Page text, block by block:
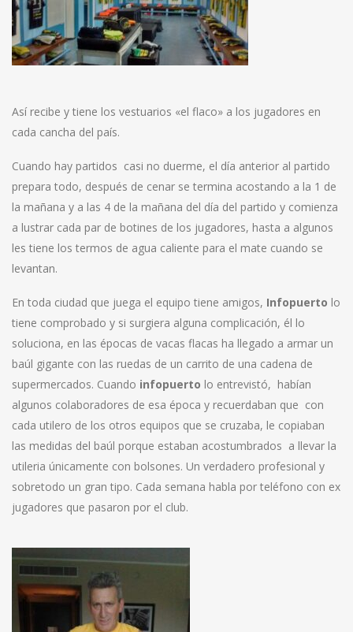
Así recibe y tiene los vestuarios «el flaco» a los jugadores en
cada cancha del país.
Cuando hay partidos casi no duerme, el día anterior al partido
prepara todo, después de cenar se termina acostando a la 1 de
la mañana y a las 4 de la mañana del día del partido y comienza
a lustrar cada par de botines de los jugadores, hasta a algunos
les tiene los termos de agua caliente para el mate cuando se
levantan.
En toda ciudad que juega el equipo tiene amigos, Infopuerto lo
tiene comprobado y si surgiera alguna complicación, él lo
soluciona, en las épocas de vacas flacas ha llegado a armar un
baúl gigante con las ruedas de un carrito de una cadena de
supermercados. Cuando infopuerto lo entrevistó, habían
algunos colaboradores de esa época y recuerdaban que con
cada utilero de los otros equipos que se cruzaba, le copiaban
las medidas del baúl porque estaban acostumbrados a llevar la
utileria únicamente con bolsones. Un verdadero profesional y
sobretodo un gran tipo. Cada semana habla por teléfono con ex
jugadores que pasaron por el club.